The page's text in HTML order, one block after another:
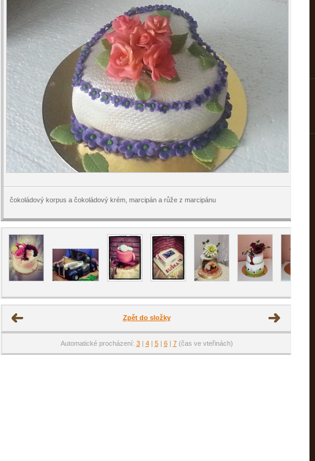
čokoládový korpus a čokoládový krém, marcipán a růže z marcipánu
Zpět do složky
Automatické procházení: 3| 4| 5| 6| 7(čas ve vteřinách)